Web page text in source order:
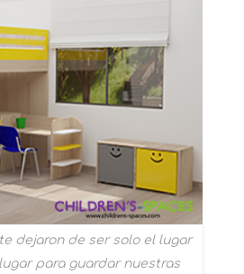
dejaron de ser solo el lugar
para guardar nuestras